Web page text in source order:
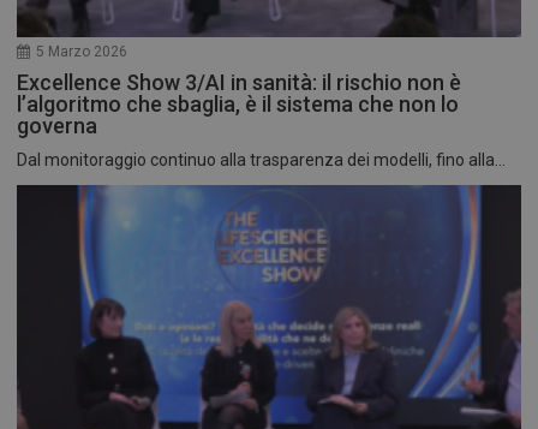
5 Marzo 2026
Excellence Show 3/AI in sanità: il rischio non è
l’algoritmo che sbaglia, è il sistema che non lo
governa
Dal monitoraggio continuo alla trasparenza dei modelli, fino alla...